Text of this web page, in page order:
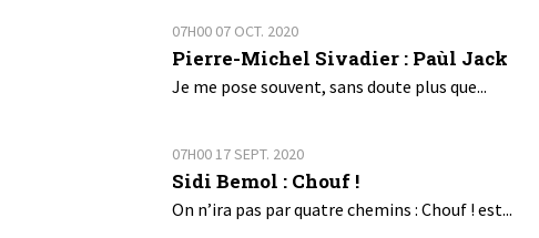
07H00 07 OCT. 2020
Pierre-Michel Sivadier : Paùl Jack
Je me pose souvent, sans doute plus que...
07H00 17SEPT. 2020
Sidi Bemol : Chouf !
On n’ira pas par quatre chemins : Chouf ! est...